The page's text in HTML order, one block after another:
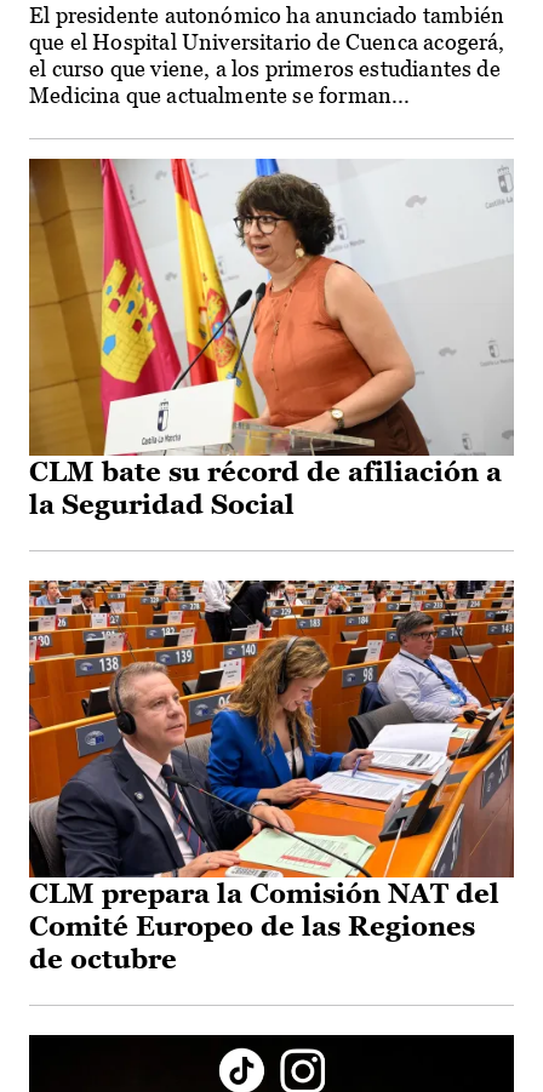
El presidente autonómico ha anunciado también
que el Hospital Universitario de Cuenca acogerá,
el curso que viene, a los primeros estudiantes de
Medicina que actualmente se forman...
CLM bate su récord de afiliación a
la Seguridad Social
CLM prepara la Comisión NAT del
Comité Europeo de las Regiones
de octubre